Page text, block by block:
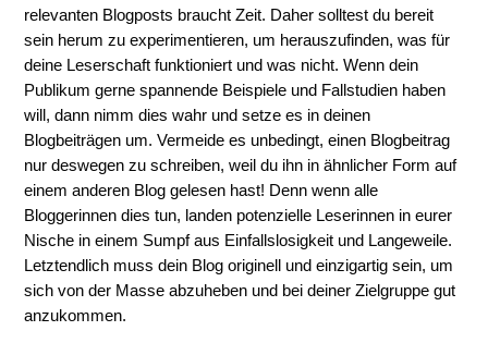
relevanten Blogposts braucht Zeit. Daher solltest du bereit
sein herum zu experimentieren, um herauszufinden, was für
deine Leserschaft funktioniert und was nicht. Wenn dein
Publikum gerne spannende Beispiele und Fallstudien haben
will, dann nimm dies wahr und setze es in deinen
Blogbeiträgen um. Vermeide es unbedingt, einen Blogbeitrag
nur deswegen zu schreiben, weil du ihn in ähnlicher Form auf
einem anderen Blog gelesen hast! Denn wenn alle
Bloggerinnen dies tun, landen potenzielle Leserinnen in eurer
Nische in einem Sumpf aus Einfallslosigkeit und Langeweile.
Letztendlich muss dein Blog originell und einzigartig sein, um
sich von der Masse abzuheben und bei deiner Zielgruppe gut
anzukommen.